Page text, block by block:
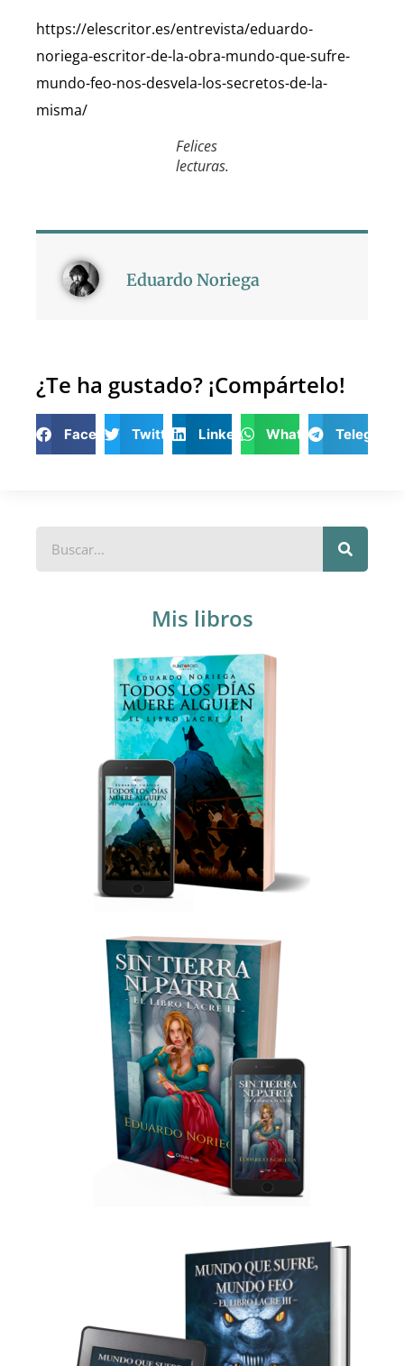
https://elescritor.es/entrevista/eduardo-
noriega-escritor-de-la-obra-mundo-que-sufre-
mundo-feo-nos-desvela-los-secretos-de-la-
misma/
Felices
lecturas.
Eduardo Noriega
¿Te ha gustado? ¡Compártelo!
Facebook Twitter LinkedIn WhatsAppTelegram
Mis libros